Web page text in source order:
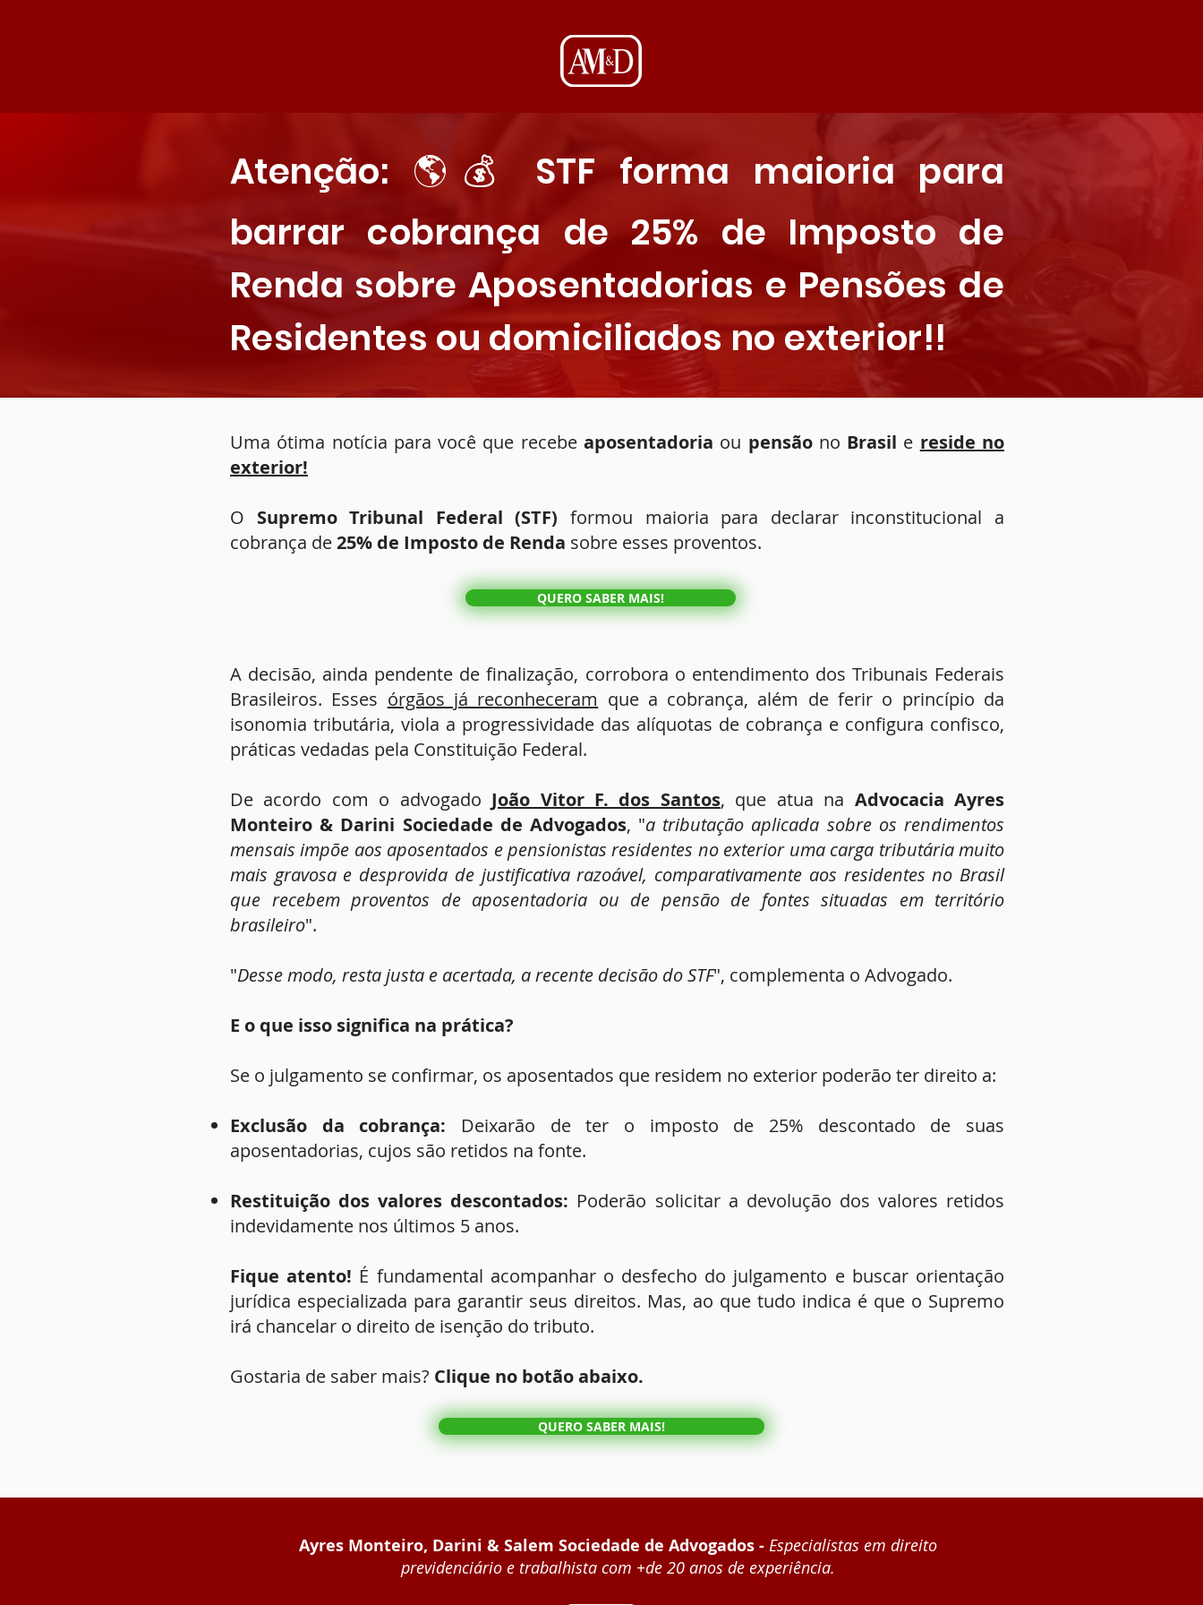
Atenção: 🌎💰 STF forma maioria para
barrar cobrança de 25% de Imposto de
Renda sobre Aposentadorias e Pensões de
Residentes ou domiciliados no exterior!!
Uma ótima notícia para você que recebe aposentadoria ou pensãono Brasil e reside no
exterior!
O Supremo Tribunal Federal (STF) formou maioria para declarar inconstitucional a
cobrança de25% de Imposto de Renda sobre esses proventos.
QUERO SABER MAIS!
A decisão, ainda pendente de finalização, corrobora o entendimento dos Tribunais Federais
Brasileiros. Esses órgãos já reconheceram que a cobrança, além de ferir o princípio da
isonomia tributária, viola a progressividade das alíquotas de cobrança e configura confisco,
práticas vedadas pela Constituição Federal.
De acordo com o advogado João Vitor F. dos Santos, que atua na Advocacia Ayres
Monteiro & Darini Sociedade de Advogados, "a tributação aplicada sobre os rendimentos
mensais impõe aos aposentados e pensionistas residentes no exterior uma carga tributária muito
mais gravosa e desprovida de justificativa razoável, comparativamente aos residentes no Brasil
que recebem proventos de aposentadoria ou de pensão de fontes situadas em território
brasileiro".
"Desse modo, resta justa e acertada, a recente decisão do STF", complementa o Advogado.
E o que isso significa na prática?
Se o julgamento se confirmar, os aposentados que residem no exterior poderão ter direito a:
Exclusão da cobrança: Deixarão de ter o imposto de 25% descontado de suas
aposentadorias, cujos são retidos na fonte.
Restituição dos valores descontados: Poderão solicitar a devolução dos valores retidos
indevidamente nos últimos 5 anos.
Fique atento! É fundamental acompanhar o desfecho do julgamento e buscar orientação
jurídica especializada para garantir seus direitos. Mas, ao que tudo indica é que o Supremo
irá chancelar o direito de isenção do tributo.
Gostaria de saber mais? Clique no botão abaixo.
QUERO SABER MAIS!
Ayres Monteiro, Darini & Salem Sociedade de Advogados - Especialistas em direito
previdenciário e trabalhista com +de 20 anos de experiência.